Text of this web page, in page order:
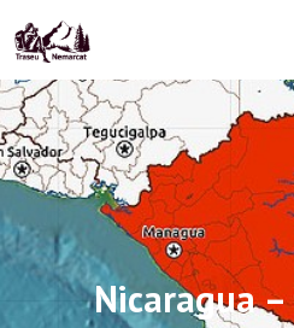
to
content
Nicaragua